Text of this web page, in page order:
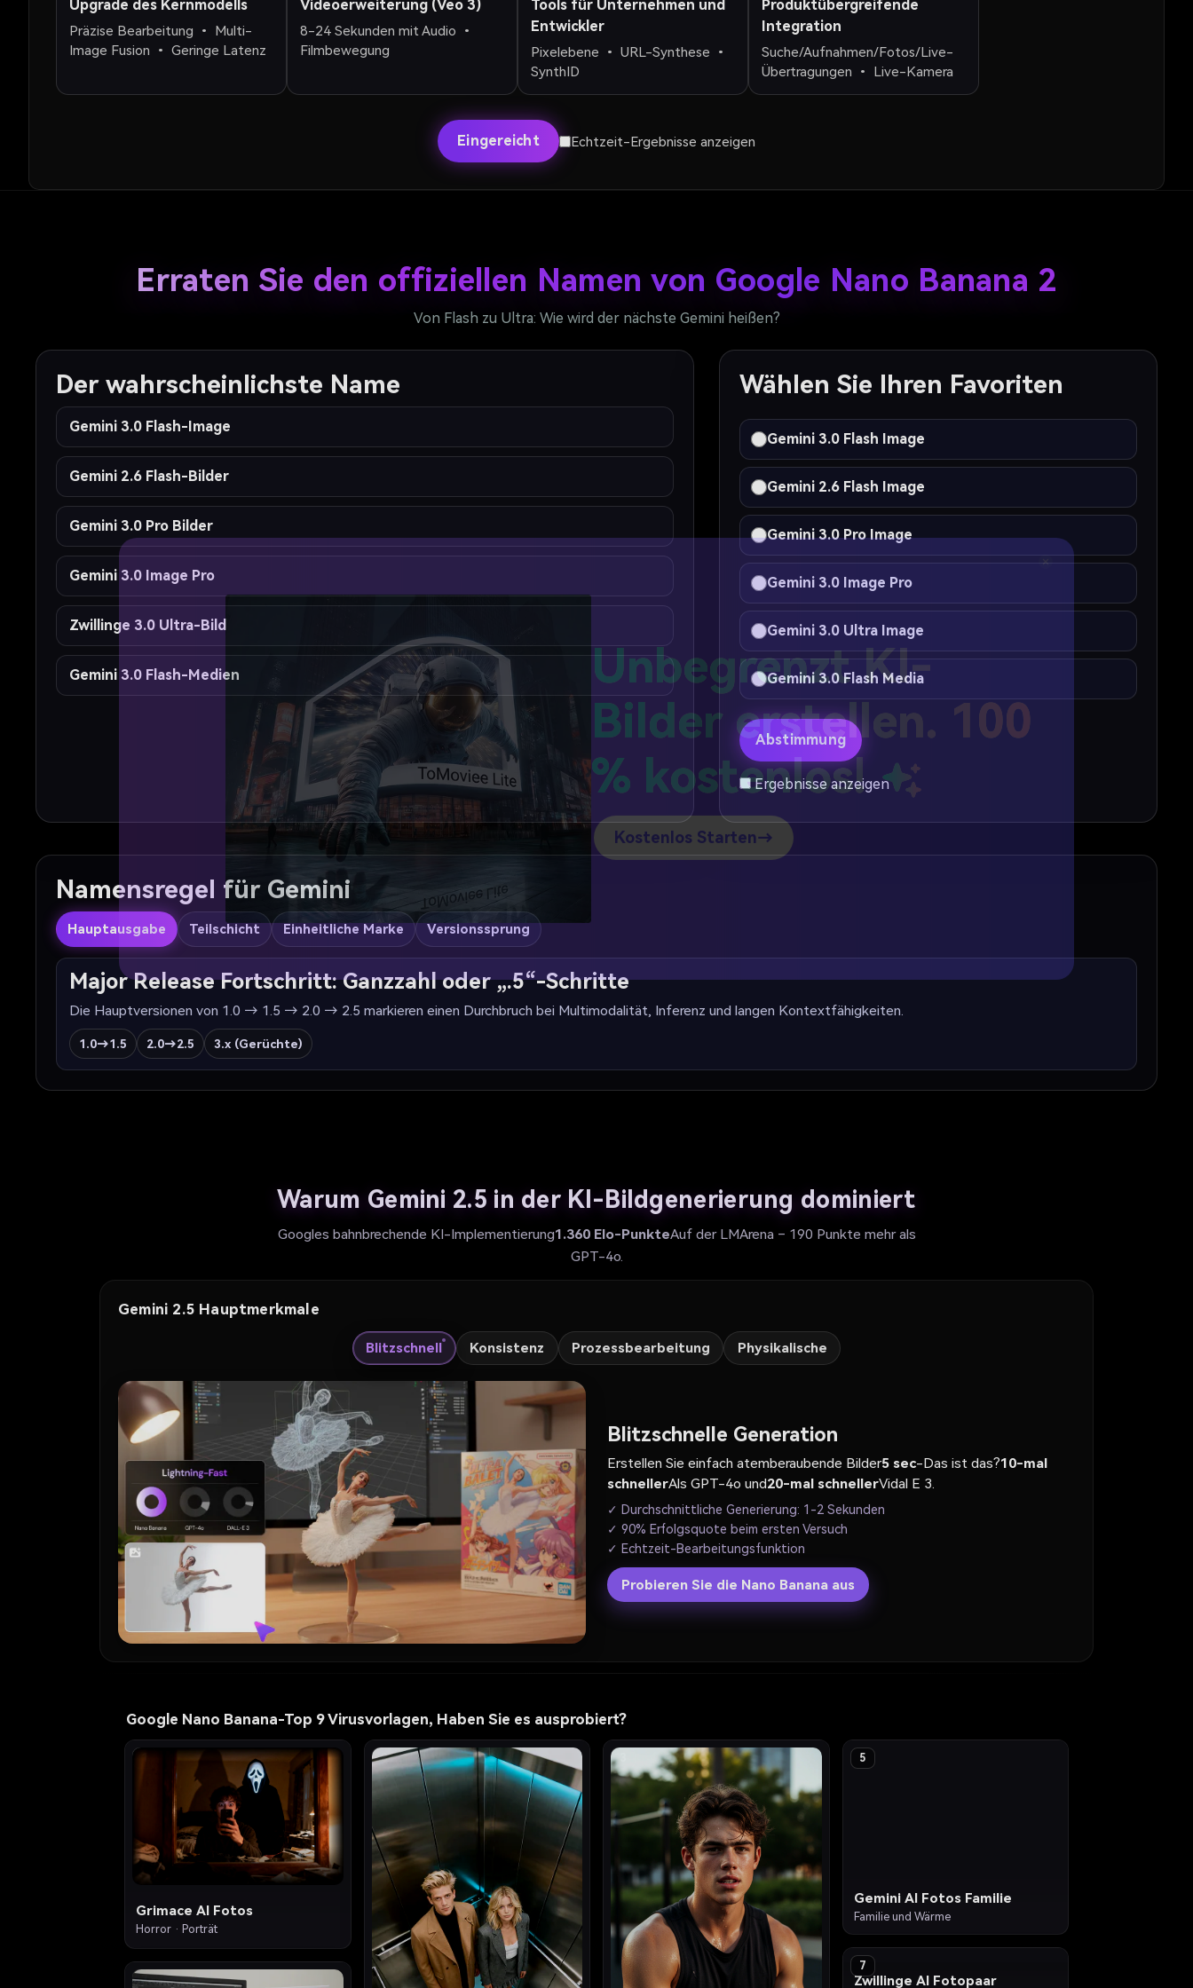
Upgrade des Kernmodells
Präzise Bearbeitung • Multi-
Image Fusion • Geringe Latenz
Videoerweiterung (Veo 3)
8-24 Sekunden mit Audio •
Filmbewegung
Tools für Unternehmen und
Entwickler
Pixelebene • URL-Synthese •
SynthID
Produktübergreifende
Integration
Suche/Aufnahmen/Fotos/Live-
Übertragungen • Live-Kamera
Eingereicht Echtzeit-Ergebnisse anzeigen
Erraten Sie den offiziellen Namen von Google Nano Banana 2
Von Flash zu Ultra: Wie wird der nächste Gemini heißen?
Der wahrscheinlichste Name
Gemini 3.0 Flash-Image
Gemini 2.6 Flash-Bilder
Gemini 3.0 Pro Bilder
Gemini 3.0 Image Pro
Zwillinge 3.0 Ultra-Bild
Gemini 3.0 Flash-Medien
Wählen Sie Ihren Favoriten
Gemini 3.0 Flash Image
Gemini 2.6 Flash Image
Gemini 3.0 Pro Image
Gemini 3.0 Image Pro
Gemini 3.0 Ultra Image
Gemini 3.0 Flash Media
Abstimmung
Ergebnisse anzeigen
Namensregel für Gemini
Hauptausgabe Teilschicht Einheitliche Marke Versionssprung
Major Release Fortschritt: Ganzzahl oder „.5“-Schritte
Die Hauptversionen von 1.0 → 1.5 → 2.0 → 2.5 markieren einen Durchbruch bei Multimodalität, Inferenz und langen Kontextfähigkeiten.
1.0→1.5 2.0→2.5 3.x (Gerüchte)
Warum Gemini 2.5 in der KI-Bildgenerierung dominiert
Googles bahnbrechende KI-Implementierung1.360 Elo-PunkteAuf der LMArena – 190 Punkte mehr als
GPT-4o.
Gemini 2.5 Hauptmerkmale
Blitzschnell Konsistenz Prozessbearbeitung Physikalische
Blitzschnelle Generation
Erstellen Sie einfach atemberaubende Bilder5 sec-Das ist das?10-mal
schnellerAls GPT-4o und20-mal schnellerVidal E 3.
✓ Durchschnittliche Generierung: 1-2 Sekunden
✓ 90% Erfolgsquote beim ersten Versuch
✓ Echtzeit-Bearbeitungsfunktion
Probieren Sie die Nano Banana aus
Google Nano Banana-Top 9 Virusvorlagen, Haben Sie es ausprobiert?
1
Grimace AI Fotos
Horror · Porträt
7
3 5
Gemini AI Fotos Familie
Familie und Wärme
7
Zwillinge AI Fotopaar
Unbegrenzt KI-
Bilder erstellen. 100
% kostenlos!